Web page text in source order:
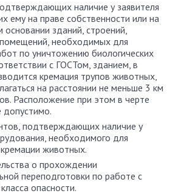
наличие у заявителя
ему на праве собственности или на
основании зданий, строений,
необходимых для
по уничтожению биологических
с ГОСТом, зданием, в
кремация трупов животных,
на расстоянии не меньше 3 км
Расположение при этом в черте
допустимо.
подтверждающих наличие у
необходимого для
животных.
о прохождении
переподготовки по работе с
опасности.